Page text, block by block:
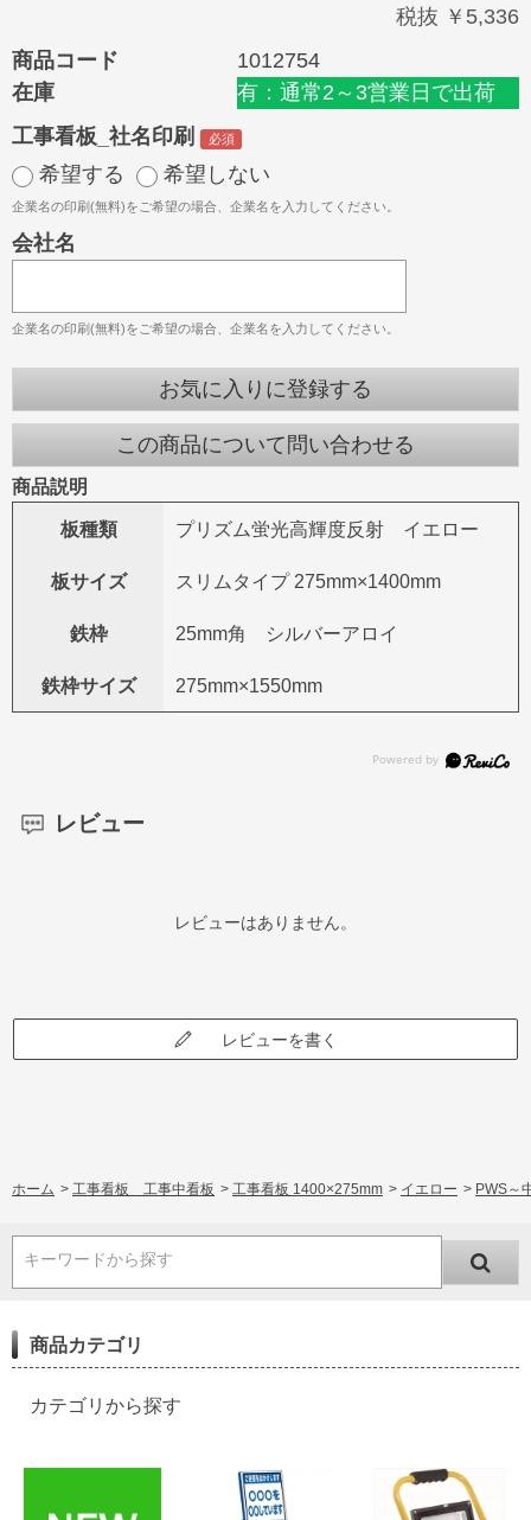
税抜 ￥5,336
商品コード
1012754
在庫
有：通常2～3営業日で出荷
工事看板_社名印刷
希望する
希望しない
企業名の印刷(無料)をご希望の場合、企業名を入力してください。
会社名
企業名の印刷(無料)をご希望の場合、企業名を入力してください。
お気に入りに登録する
この商品について問い合わせる
商品説明
板種類 プリズム蛍光高輝度反射 イエロー
板サイズ スリムタイプ 275mm×1400mm
鉄枠 25mm角 シルバーアロイ
鉄枠サイズ 275mm×1550mm
レビュー
レビューはありません。
レビューを書く
ホーム > 工事看板 工事中看板 > 工事看板 1400×275mm > イエロー > PWS～
キーワードから探す
商品カテゴリ
カテゴリから探す